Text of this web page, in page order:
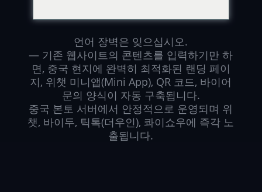
언어 장벽은 잊으십시오.
— 기존 웹사이트의 콘텐츠를 입력하기만 하
면, 중국 현지에 완벽히 최적화된 랜딩 페이
지, 위챗 미니앱(Mini App), QR 코드, 바이어
문의 양식이 자동 구축됩니다.
중국 본토 서버에서 안정적으로 운영되며 위
챗, 바이두, 틱톡(더우인), 콰이쇼우에 즉각 노
출됩니다.